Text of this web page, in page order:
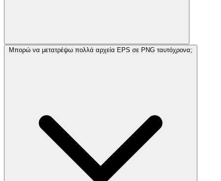
Μπορώ να μετατρέψω πολλά αρχεία EPS σε PNG ταυτόχρονα;